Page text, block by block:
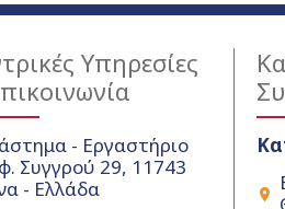
Υπηρεσίες
- Εργαστήριο
Συγγρού 29, 11743
- Ελλάδα